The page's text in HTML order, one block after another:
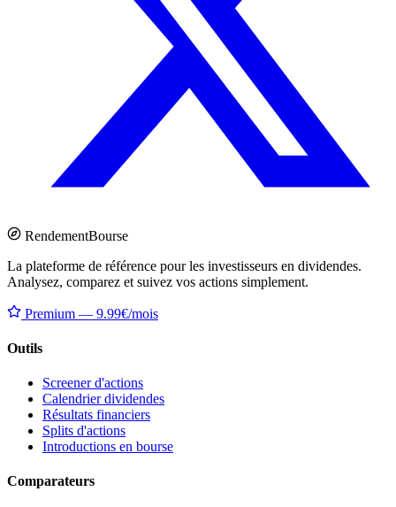
RendementBourse
La plateforme de référence pour les investisseurs en dividendes.
Analysez, comparez et suivez vos actions simplement.
Premium — 9.99€/mois
Outils
Screener d'actions
Calendrier dividendes
Résultats financiers
Splits d'actions
Introductions en bourse
Comparateurs